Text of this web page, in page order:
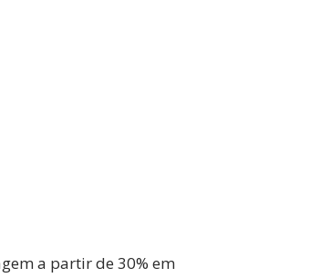
a partir de 30% em